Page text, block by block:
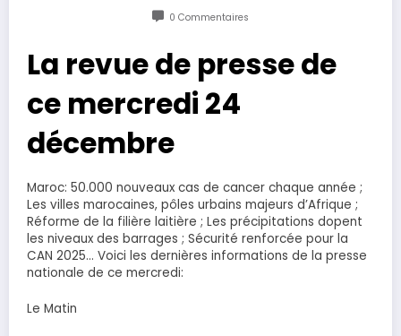
0 Commentaires
La revue de presse de
ce mercredi 24
décembre
Maroc: 50.000 nouveaux cas de cancer chaque année ;
Les villes marocaines, pôles urbains majeurs d’Afrique ;
Réforme de la filière laitière ; Les précipitations dopent
les niveaux des barrages ; Sécurité renforcée pour la
CAN 2025… Voici les dernières informations de la presse
nationale de ce mercredi:
Le Matin